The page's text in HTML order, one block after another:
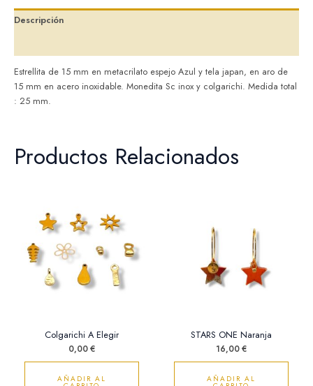
Descripción
Estrellita de 15 mm en metacrilato espejo Azul y tela japan, en aro de
15 mm en acero inoxidable. Monedita Sc inox y colgarichi. Medida total
: 25 mm.
Productos Relacionados
Colgarichi A Elegir
0,00€
AÑADIR AL
STARS ONE Naranja
16,00€
AÑADIR AL